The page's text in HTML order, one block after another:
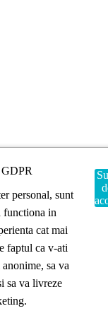
personal, sunt
functiona in
cat mai
faptul ca v-ati
sa va
sa va livreze